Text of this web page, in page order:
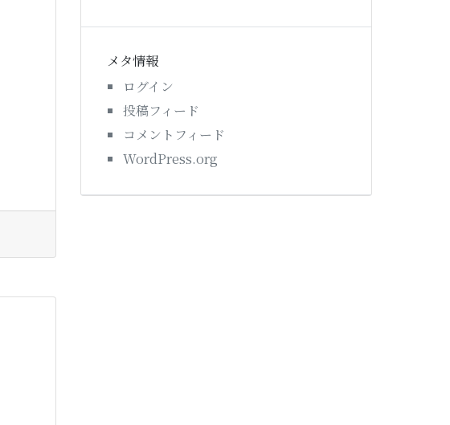
メタ情報
ログイン
投稿フィード
コメントフィード
WordPress.org